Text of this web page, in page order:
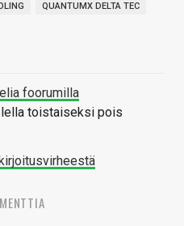
QUANTUMX DELTA TEC
foorumilla
toistaiseksi pois